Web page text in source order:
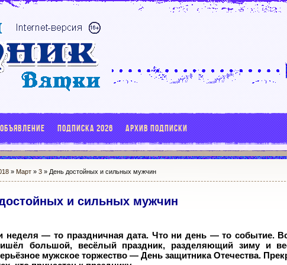
ПОДПИСКА 2026 АРХИВ ПОДПИСКИ
» Март » 3» День достойных и сильных мужчин
и сильных мужчин
— то праздничная дата. Что ни день — то событие.
большой, весёлый праздник, разделяющий зиму и
мужское торжество — День защитника Отечества.